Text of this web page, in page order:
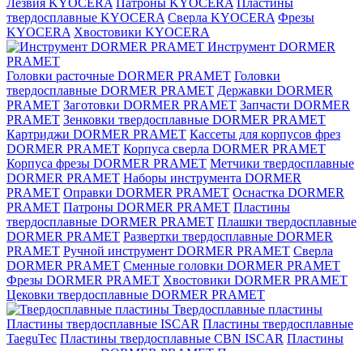
Лезвия KYOCERA Патроны KYOCERA
Пластины
твердосплавные KYOCERA Сверла KYOCERA Фрезы
KYOCERA Хвостовики KYOCERA
Инструмент DORMER
PRAMET
Головки расточные DORMER PRAMET Головки
твердосплавные DORMER PRAMET Державки DORMER
PRAMET Заготовки DORMER PRAMET Запчасти DORMER
PRAMET Зенковки твердосплавные DORMER PRAMET
Картриджи DORMER PRAMET Кассеты для корпусов фрез
DORMER PRAMET Корпуса сверла DORMER PRAMET
Корпуса фрезы DORMER PRAMET Метчики твердосплавные
DORMER PRAMET Наборы инструмента DORMER
PRAMET Оправки DORMER PRAMET Оснастка DORMER
PRAMET Патроны DORMER PRAMET Пластины
твердосплавные DORMER PRAMET Плашки твердосплавные
DORMER PRAMET Развертки твердосплавные DORMER
PRAMET Ручной инструмент DORMER PRAMET Сверла
DORMER PRAMET Сменные головки DORMER PRAMET
Фрезы DORMER PRAMET Хвостовики DORMER PRAMET
Цековки твердосплавные DORMER PRAMET
Твердосплавные пластины
Пластины твердосплавные ISCAR Пластины твердосплавные
TaeguTec Пластины твердосплавные CBN ISCAR Пластины